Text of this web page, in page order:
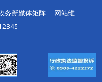
务新媒体矩阵
网站维